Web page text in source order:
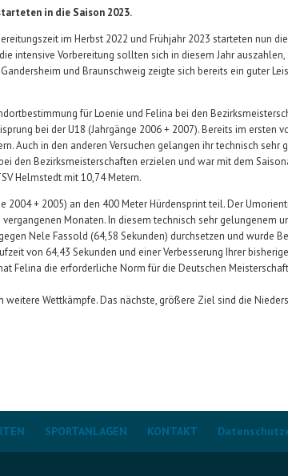
in die Saison 2023.
im Herbst 2022 und Frühjahr 2023 starteten nun
intensive Vorbereitung sollten sich in diesem Jahr auszahlen,
und Braunschweig zeigte sich bereits ein guter
für Loenie und Felina bei den
bei der U18 (Jahrgänge 2006 + 2007). Bereits im ersten
Auch in den anderen Versuchen gelangen ihr technisch sehr
den Bezirksmeisterschaften erzielen und war mit dem
Helmstedt mit 10,74 Metern.
2004 + 2005) an den 400 Meter Hürdensprint teil. Der
Monaten. In diesem technisch sehr gelungenem
Nele Fassold (64,58 Sekunden) durchsetzen und wurde
von 64,43 Sekunden und einer Verbesserung Ihrer
Felina die erforderliche Norm für die Deutschen
Wettkämpfe. Das nächste, größere Ziel sind die
SPORTANLAGEN KONTAKT